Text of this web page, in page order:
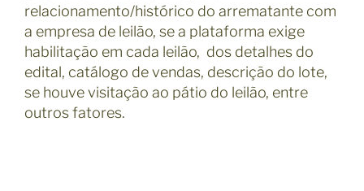
relacionamento/histórico do arrematante com
a empresa de leilão, se a plataforma exige
habilitação em cada leilão, dos detalhes do
edital, catálogo de vendas, descrição do lote,
se houve visitação ao pátio do leilão, entre
outros fatores.